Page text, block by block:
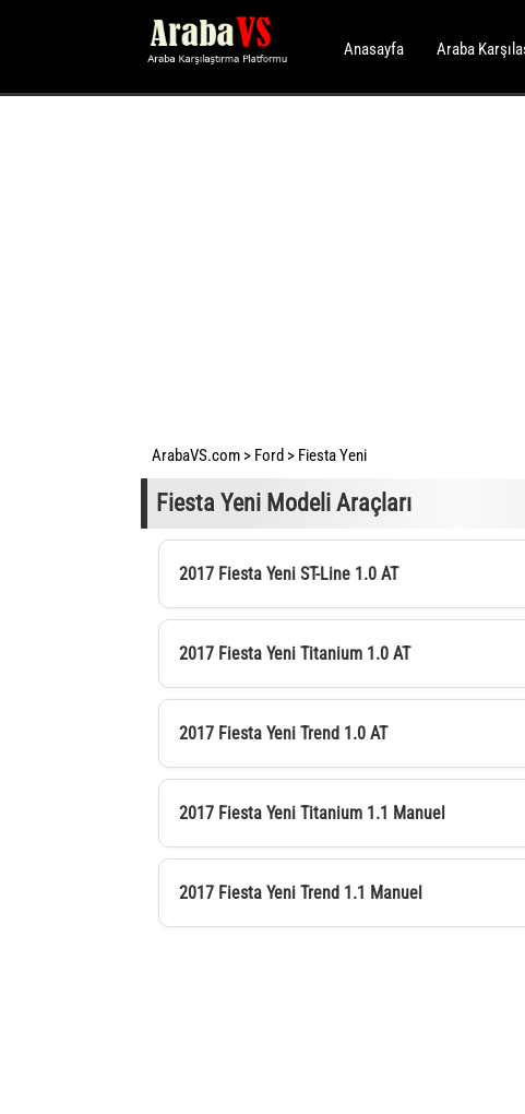
Anasayfa Araba
ArabaVS.com > Ford > Fiesta Yeni
Fiesta Yeni Modeli Araçları
2017 Fiesta Yeni ST-Line 1.0 AT
2017 Fiesta Yeni Titanium 1.0 AT
2017 Fiesta Yeni Trend 1.0 AT
2017 Fiesta Yeni Titanium 1.1 Manuel
2017 Fiesta Yeni Trend 1.1 Manuel